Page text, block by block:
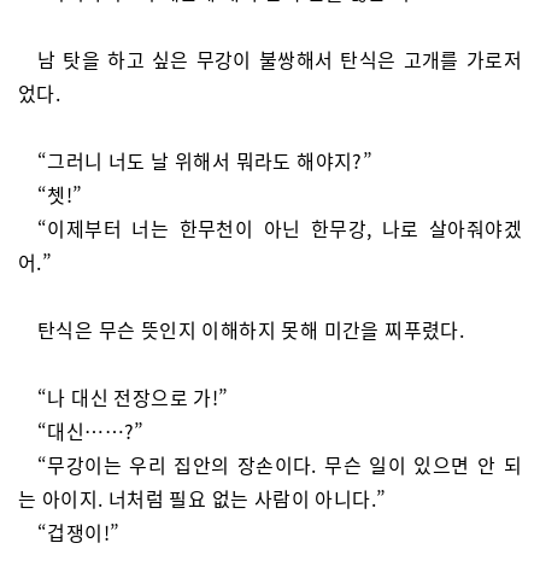
남 탓을 하고 싶은 무강이 불쌍해서 탄식은 고개를 가로저
었다.
“그러니 너도 날 위해서 뭐라도 해야지?”
“쳇!”
“이제부터 너는 한무천이 아닌 한무강, 나로 살아줘야겠
어.”
탄식은 무슨 뜻인지 이해하지 못해 미간을 찌푸렸다.
“나 대신 전장으로 가!”
“대신……?”
“무강이는 우리 집안의 장손이다. 무슨 일이 있으면 안 되
는 아이지. 너처럼 필요 없는 사람이 아니다.”
“겁쟁이!”